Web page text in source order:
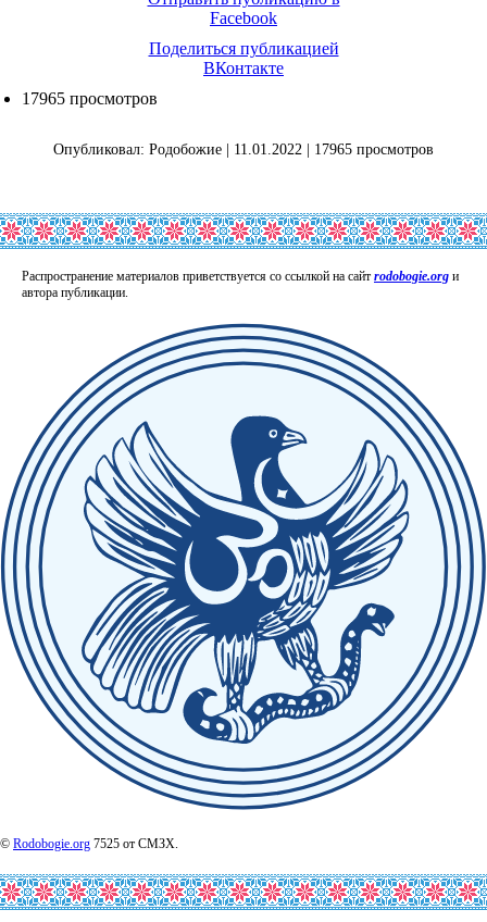
Facebook
Поделиться публикацией
ВКонтакте
17965 просмотров
Опубликовал: Родобожие | 11.01.2022 | 17965 просмотров
Распространение материалов приветствуется со ссылкой на сайт rodobogie.org и
автора публикации.
© Rodobogie.org 7525 от СМЗХ.